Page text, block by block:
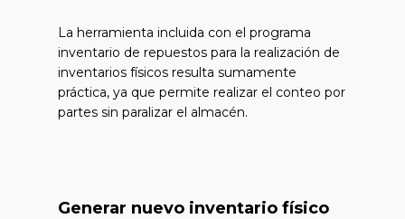
La herramienta incluida con el programa
inventario de repuestos para la realización de
inventarios físicos resulta sumamente
práctica, ya que permite realizar el conteo por
partes sin paralizar el almacén.
Generar nuevo inventario físico